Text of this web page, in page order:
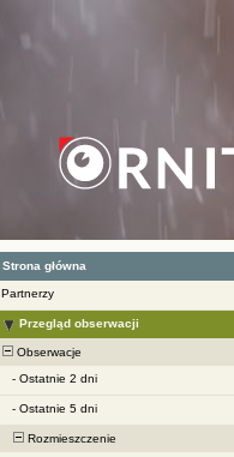
Strona główna
Partnerzy
Przegląd obserwacji
Obserwacje
- Ostatnie 2 dni
- Ostatnie 5 dni
Rozmieszczenie